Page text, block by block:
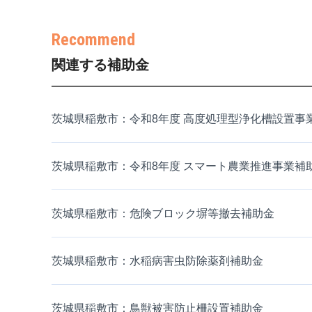
関連する補助金
茨城県稲敷市：令和8年度 高度処理型浄化槽設置事
茨城県稲敷市：令和8年度 スマート農業推進事業補
茨城県稲敷市：危険ブロック塀等撤去補助金
茨城県稲敷市：水稲病害虫防除薬剤補助金
茨城県稲敷市：鳥獣被害防止柵設置補助金